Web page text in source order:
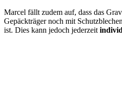
Marcel fällt zudem auf, dass das
Gepäckträger noch mit
ist. Dies kann jedoch jederzeit